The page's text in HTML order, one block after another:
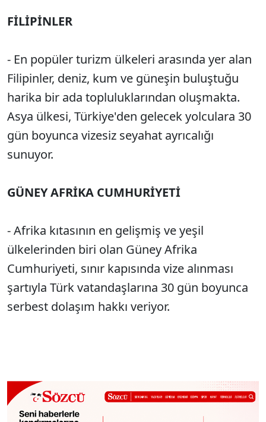
FİLİPİNLER
- En popüler turizm ülkeleri arasında yer alan
Filipinler, deniz, kum ve güneşin buluştuğu
harika bir ada topluluklarından oluşmakta.
Asya ülkesi, Türkiye'den gelecek yolculara 30
gün boyunca vizesiz seyahat ayrıcalığı
sunuyor.
GÜNEY AFRİKA CUMHURİYETİ
- Afrika kıtasının en gelişmiş ve yeşil
ülkelerinden biri olan Güney Afrika
Cumhuriyeti, sınır kapısında vize alınması
şartıyla Türk vatandaşlarına 30 gün boyunca
serbest dolaşım hakkı veriyor.